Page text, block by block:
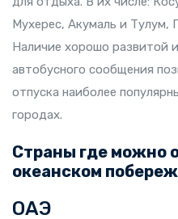
Мухерес, Акумаль и Тулум,
Наличие хорошо развитой
автобусного сообщения
отпуска наиболее
городах.
Страны где можно
океанском
ОАЭ